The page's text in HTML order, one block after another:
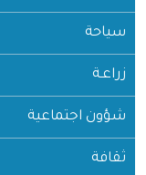
سياحة
زراعـة
شؤون اجتماعية
ثقافة